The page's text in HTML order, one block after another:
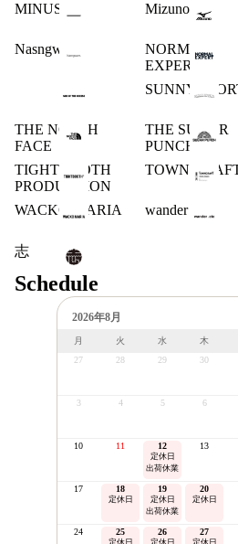
MINUS
Mizuno
Nasngwam.
NORMAL
EXPERT
SUNNY
THE NORTH
FACE
THE SUGAR
PUNCH
TIGHTBOOTH
PRODUCTION
TOWN
WACKO MARIA wander .etc
志
Schedule
2026年8月
月 火 水 木
27
28 29 30
3 4 5 6
10 11 12
定休日
出荷休業
13
17 18
定休日
19
定休日
出荷休業
20
定休日
24 25 26 27